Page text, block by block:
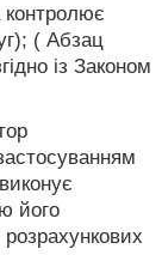
контролює
( Абзац
із Законом
його